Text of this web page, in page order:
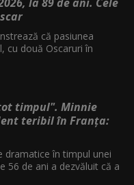
că pasiunea
cu două Oscaruri în
timpul". Minnie
teribil în Franța:
dramatice în timpul unei
56 de ani a dezvăluit că a